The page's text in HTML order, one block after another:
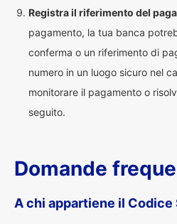
Registra il riferimento del
pagamento, la tua banca
conferma o un riferimento di
numero in un luogo sicuro nel
monitorare il pagamento o
seguito.
Domande
A chi appartiene il Codice